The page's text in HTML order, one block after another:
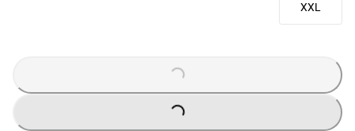
XXL
...
...